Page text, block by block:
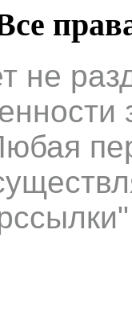
не